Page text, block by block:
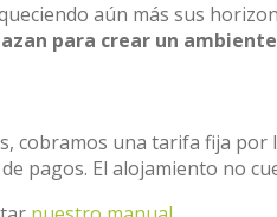
aún más sus
para crear un
cobramos una tarifa fija
pagos. El alojamiento no